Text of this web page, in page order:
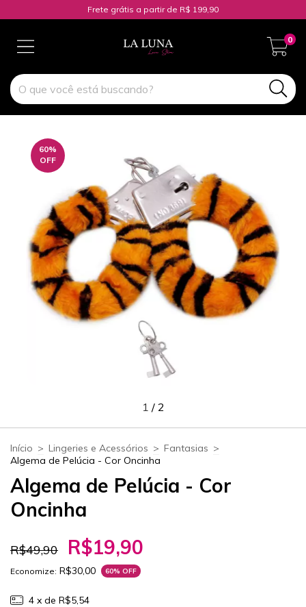
Frete grátis a partir de R$ 199,90
0
60%
OFF
1 / 2
Início > Lingeries e Acessórios > Fantasias >
Algema de Pelúcia - Cor Oncinha
Algema de Pelúcia - Cor
Oncinha
R$49,90 R$19,90
Economize: R$30,00 60% OFF
4 x de R$5,54